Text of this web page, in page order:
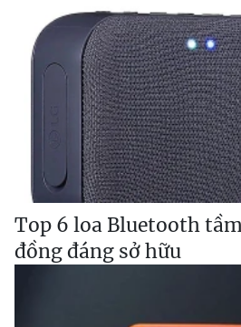
Top 6 loa Bluetooth
đồng đáng sở hữu